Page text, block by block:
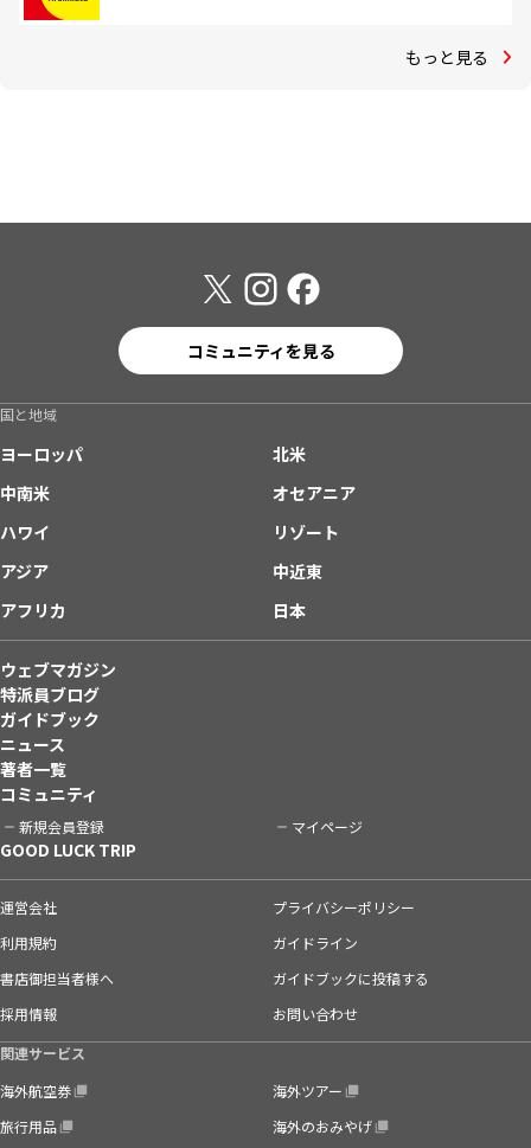
もっと見る
コミュニティを見る
国と地域
ヨーロッパ
北米
中南米
オセアニア
ハワイ
リゾート
アジア
中近東
アフリカ
日本
ウェブマガジン
特派員ブログ
ガイドブック
ニュース
著者一覧
コミュニティ
新規会員登録 マイページ
GOOD LUCK TRIP
運営会社
プライバシーポリシー
利用規約
ガイドライン
書店御担当者様へ
ガイドブックに投稿する
採用情報
お問い合わせ
関連サービス
海外航空券
海外ツアー
旅行用品
海外のおみやげ